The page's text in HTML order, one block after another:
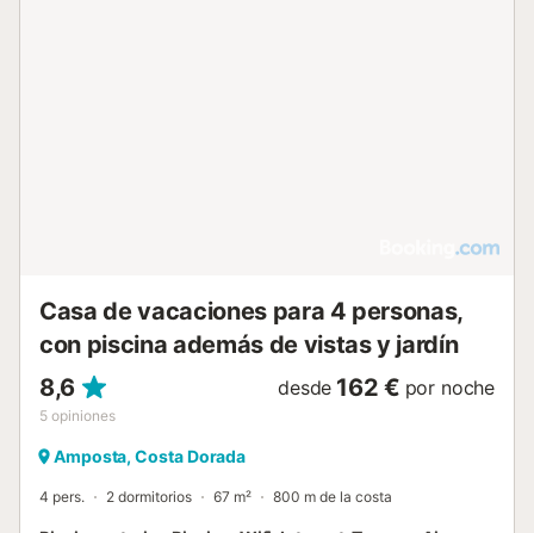
Casa de vacaciones para 4 personas,
con piscina además de vistas y jardín
8,6
5 opiniones
desde 162 € por noche
Amposta, Costa Dorada
4 pers. 2 dormitorios 67 m² 800 m de la costa